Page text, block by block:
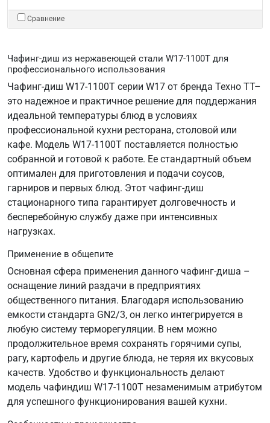
Сравнение
Чафинг-диш из нержавеющей стали W17-1100T для
профессионального использования
Чафинг-диш W17-1100T серии W17 от бренда Техно ТТ–
это надежное и практичное решение для поддержания
идеальной температуры блюд в условиях
профессиональной кухни ресторана, столовой или
кафе. Модель W17-1100T поставляется полностью
собранной и готовой к работе. Ее стандартный объем
оптимален для приготовления и подачи соусов,
гарниров и первых блюд. Этот чафинг-диш
стационарного типа гарантирует долговечность и
бесперебойную службу даже при интенсивных
нагрузках.
Применение в общепите
Основная сфера применения данного чафинг-диша –
оснащение линий раздачи в предприятиях
общественного питания. Благодаря использованию
емкости стандарта GN2/3, он легко интегрируется в
любую систему терморегуляции. В нем можно
продолжительное время сохранять горячими супы,
рагу, картофель и другие блюда, не теряя их вкусовых
качеств. Удобство и функциональность делают
модель чафиндиш W17-1100T незаменимым атрибутом
для успешного функционирования вашей кухни.